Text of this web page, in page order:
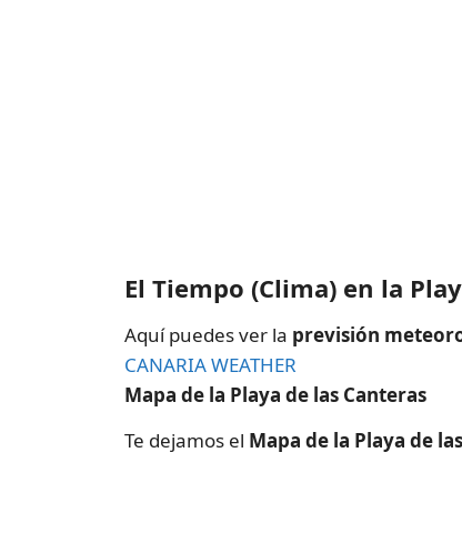
El Tiempo (Clima) en la
Aquí puedes ver la previsión
CANARIA WEATHER
Mapa de la Playa de las Canteras
Te dejamos el Mapa de la Playa de